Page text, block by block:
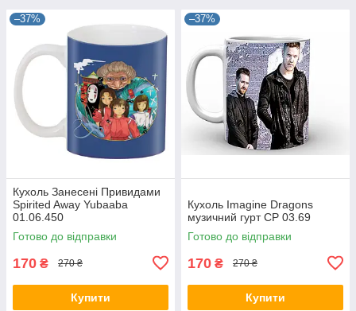
–37%
Кухоль Занесені Привидами
Spirited Away Yubaaba
01.06.450
Готово до відправки
170 ₴ 270 ₴
Купити
–37%
Кухоль Imagine Dragons
музичний гурт CP 03.69
Готово до відправки
170 ₴ 270 ₴
Купити